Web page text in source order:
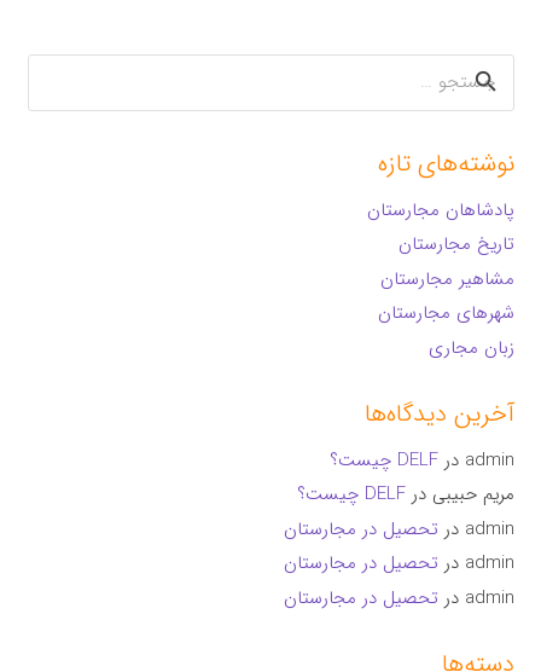
جستجو
برای:
نوشته‌های تازه
پادشاهان مجارستان
تاریخ مجارستان
مشاهیر مجارستان
شهرهای مجارستان
زبان مجاری
آخرین دیدگاه‌ها
admin درDELF چیست؟
مریم حبیبی درDELF چیست؟
admin در تحصیل در مجارستان
admin در تحصیل در مجارستان
admin در تحصیل در مجارستان
دسته‌ها